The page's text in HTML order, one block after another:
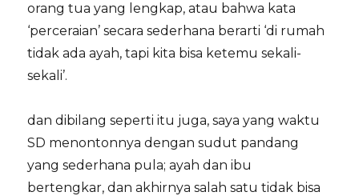
orang tua yang lengkap, atau bahwa kata
‘perceraian’ secara sederhana berarti ‘di rumah
tidak ada ayah, tapi kita bisa ketemu sekali-
sekali’.
dan dibilang seperti itu juga, saya yang waktu
SD menontonnya dengan sudut pandang
yang sederhana pula; ayah dan ibu
bertengkar, dan akhirnya salah satu tidak bisa